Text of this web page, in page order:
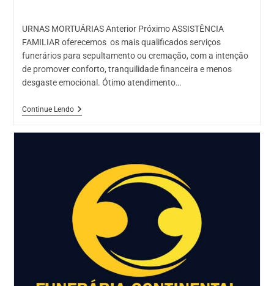
URNAS MORTUÁRIAS Anterior Próximo ASSISTÊNCIA
FAMILIAR oferecemos os mais qualificados serviços
funerários para sepultamento ou cremação, com a intenção
de promover conforto, tranquilidade financeira e menos
desgaste emocional. Ótimo atendimento…
Continue LendoServiços